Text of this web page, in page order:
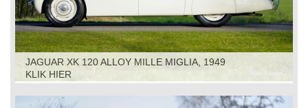
JAGUAR XK 120 ALLOY MILLE MIGLIA, 1949
KLIK HIER